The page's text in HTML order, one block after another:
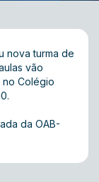
nova turma de
vão
no Colégio
da OAB-